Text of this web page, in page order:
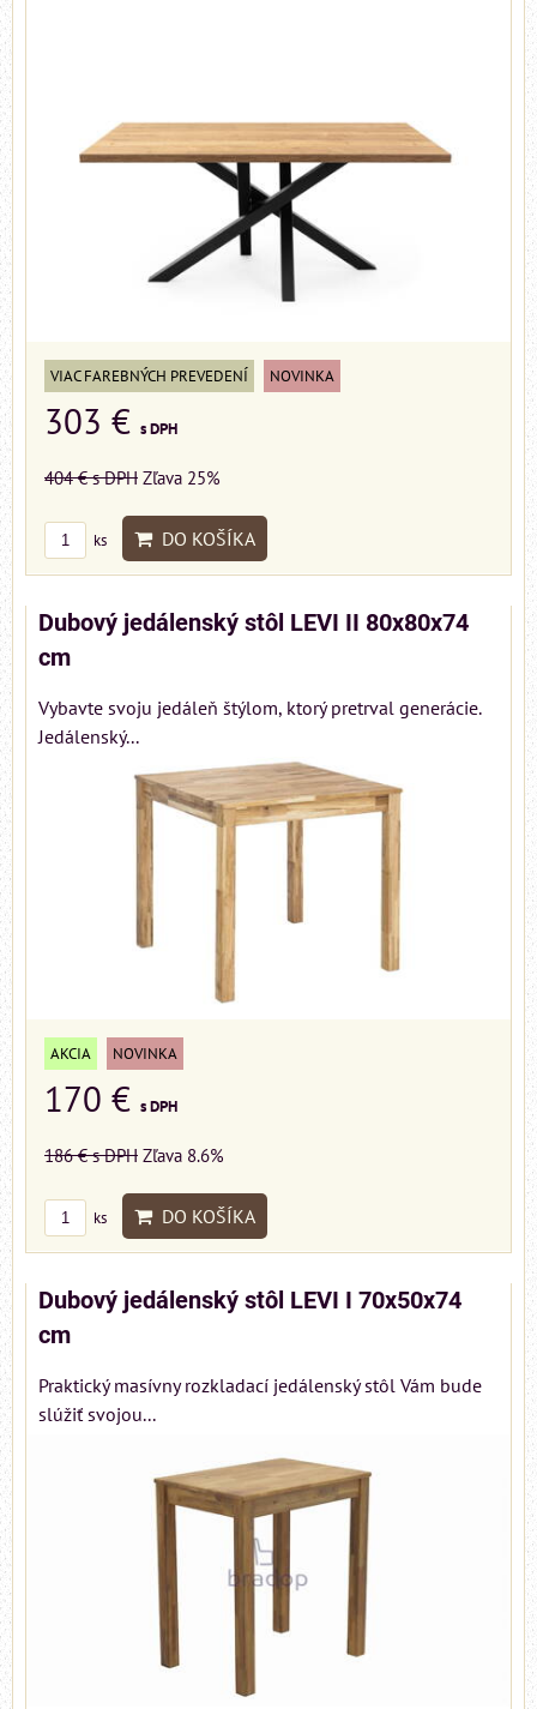
VIAC FAREBNÝCH PREVEDENÍ NOVINKA
303 € s DPH
404 €s DPH Zľava 25%
ks DO KOŠÍKA
Dubový jedálenský stôl LEVI II 80x80x74
cm
Vybavte svoju jedáleň štýlom, ktorý pretrval generácie.
Jedálenský...
AKCIA NOVINKA
170 € s DPH
186 €s DPH Zľava 8.6%
ks DO KOŠÍKA
Dubový jedálenský stôl LEVI I 70x50x74
cm
Praktický masívny rozkladací jedálenský stôl Vám bude
slúžiť svojou...